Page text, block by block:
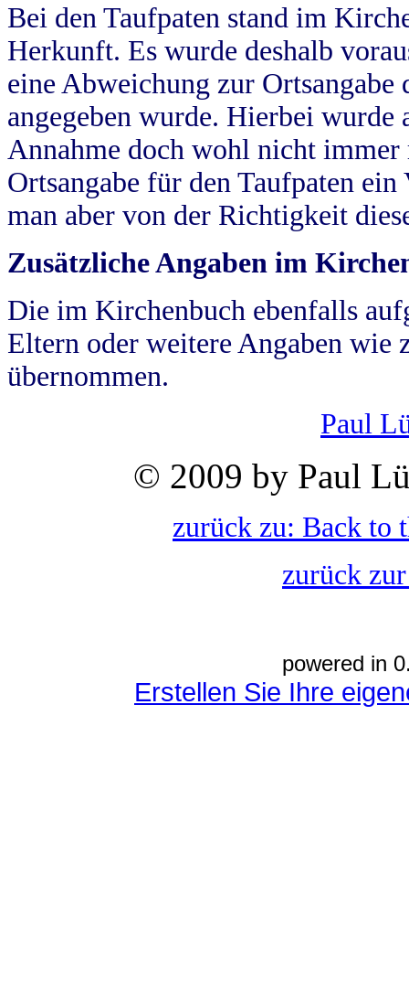
Bei den Taufpaten stand im
Herkunft. Es wurde deshalb
eine Abweichung zur
angegeben wurde. Hierbei wurde
Annahme doch wohl nicht
Ortsangabe für den Taufpaten
man aber von der Richtigkeit
Zusätzliche Angaben im
Die im Kirchenbuch ebenfalls
Eltern oder weitere Angaben wie
übernommen.
Paul
© 2009 by Paul
zurück zu: Back to
zurück
powered in
Erstellen Sie Ihre